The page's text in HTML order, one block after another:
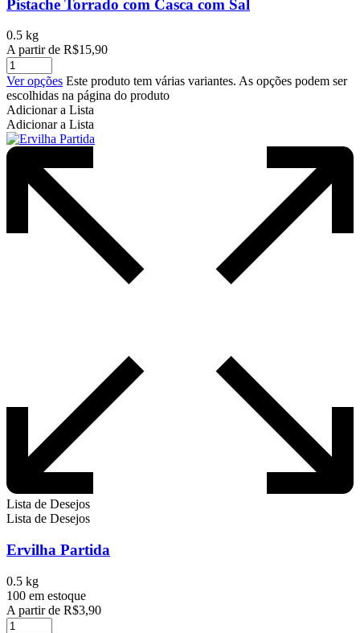
Pistache Torrado com Casca com Sal
0.5 kg
A partir de R$15,90
Ver opções Este produto tem várias variantes. As opções podem ser
escolhidas na página do produto
Adicionar a Lista
Adicionar a Lista
Lista de Desejos
Lista de Desejos
Ervilha Partida
0.5 kg
100 em estoque
A partir de R$3,90